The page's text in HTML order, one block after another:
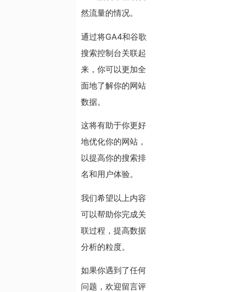
然流量的情况。
通过将GA4和谷歌
搜索控制台关联起
来，你可以更加全
面地了解你的网站
数据。
这将有助于你更好
地优化你的网站，
以提高你的搜索排
名和用户体验。
我们希望以上内容
可以帮助你完成关
联过程，提高数据
分析的粒度。
如果你遇到了任何
问题，欢迎留言评